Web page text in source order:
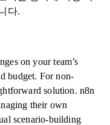
다.
on your team’s
budget. For non-
solution. n8n
their own
scenario-building